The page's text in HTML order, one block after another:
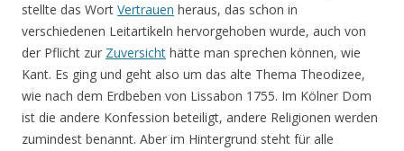
stellte das Wort Vertrauen heraus, das schon in
verschiedenen Leitartikeln hervorgehoben wurde, auch von
der Pflicht zur Zuversicht hätte man sprechen können, wie
Kant. Es ging und geht also um das alte Thema Theodizee,
wie nach dem Erdbeben von Lissabon 1755. Im Kölner Dom
ist die andere Konfession beteiligt, andere Religionen werden
zumindest benannt. Aber im Hintergrund steht für alle